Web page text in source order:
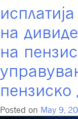
на
на
Posted on May 9,